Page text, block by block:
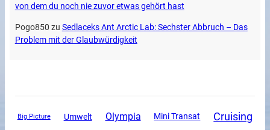
von dem du noch nie zuvor etwas gehört hast
Pogo850 zu Sedlaceks Ant Arctic Lab: Sechster Abbruch – Das
Problem mit der Glaubwürdigkeit
Big Picture Umwelt Olympia Mini Transat Cruising